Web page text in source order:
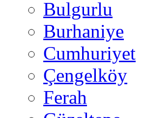
Bulgurlu
Burhaniye
Cumhuriyet
Çengelköy
Ferah